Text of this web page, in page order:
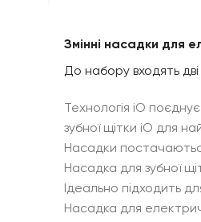
Змінні насадки для
До набору входять
Технологія iO
зубної щітки iO для
Насадки
Насадка для зубної
Ідеально підходить
Насадка для